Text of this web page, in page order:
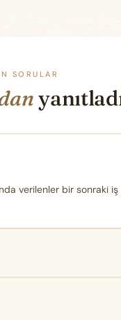
SORULAR
verilenler bir sonraki